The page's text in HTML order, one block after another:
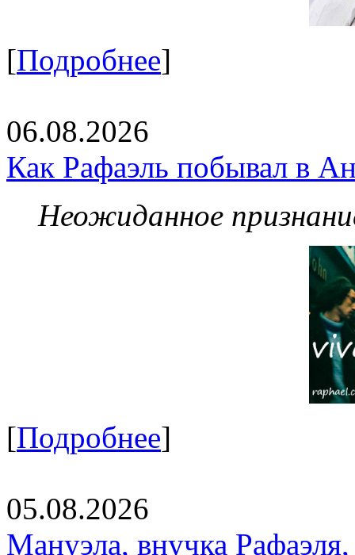
[Подробнее]
06.08.2026
Как Рафаэль побывал в
Неожиданное
[Подробнее]
05.08.2026
Мануэла, внучка